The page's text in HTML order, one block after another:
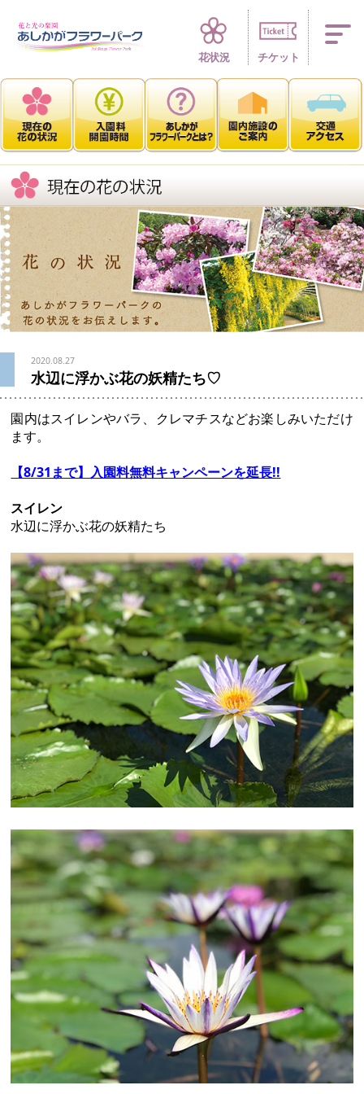
四季折々 花の
花状況 チケット
2020.08.27
水辺に浮かぶ花の妖精たち♡
園内はスイレンやバラ、クレマチスなどお楽しみいただけ
ます。
【8/31まで】入園料無料キャンペーンを延長!!
スイレン
水辺に浮かぶ花の妖精たち